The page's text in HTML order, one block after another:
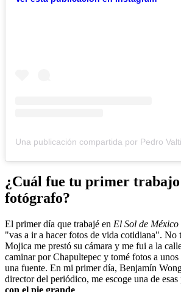
¿Cuál fue tu primer trabajo
fotógrafo?
El primer día que trabajé en El Sol de México
"vas a ir a hacer fotos de vida cotidiana". No
Mojica me prestó su cámara y me fui a la
caminar por Chapultepec y tomé fotos a unos
una fuente. En mi primer día, Benjamín
director del periódico, me escoge una de esas
con el pie grande .